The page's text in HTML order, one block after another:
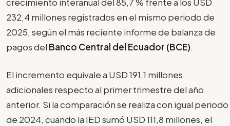
232,4 millones registrados en el mismo periodo de
2025, según el más reciente informe de balanza de
pagos del Banco Central del Ecuador (BCE).
El incremento equivale a USD 191,1 millones
adicionales respecto al primer trimestre del año
anterior. Si la comparación se realiza con igual periodo
de 2024, cuando la IED sumó USD 111,8 millones, el